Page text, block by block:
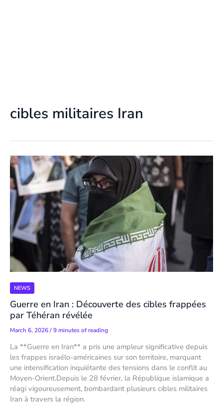
cibles militaires Iran
NEWS
Guerre en Iran : Découverte des cibles frappées
par Téhéran révélée
March 6, 2026/9 minutes of reading
La **Guerre en Iran** a pris une ampleur significative depuis
les frappes israélo-américaines sur son territoire, marquant
une intensification inquiétante des tensions dans le conflit au
Moyen-Orient.Depuis le 28 février, la République islamique a
réagi vigoureusement, bombardant plusieurs cibles militaires
Iran à travers la région.